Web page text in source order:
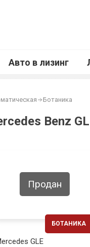
Авто в лизинг
Ботаника
Benz
БОТАНИКА
Продан
GLE